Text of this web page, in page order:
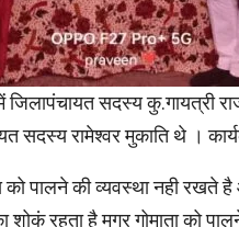
जिलापंचायत सदस्य कु.गायत्री
सदस्य रामेश्वर मुकाति थे ।
पालने की व्यवस्था नही रखते
रहता है मगर गोमाता को